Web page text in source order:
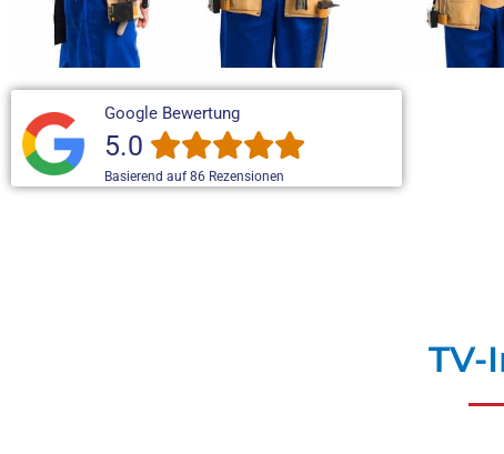
Google Bewertung
5.0
Basierend auf 86 Rezensionen
TV-